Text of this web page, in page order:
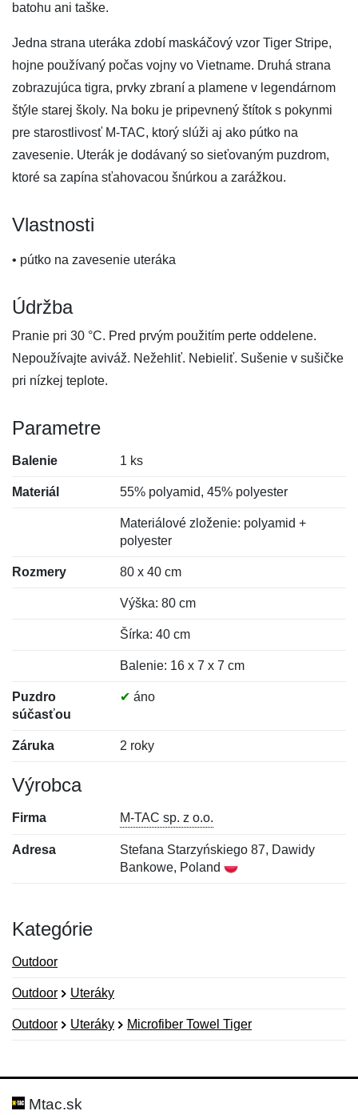
batohu ani taške.
Jedna strana uteráka zdobí maskáčový vzor Tiger Stripe,
hojne používaný počas vojny vo Vietname. Druhá strana
zobrazujúca tigra, prvky zbraní a plamene v legendárnom
štýle starej školy. Na boku je pripevnený štítok s pokynmi
pre starostlivosť M-TAC, ktorý slúži aj ako pútko na
zavesenie. Uterák je dodávaný so sieťovaným puzdrom,
ktoré sa zapína sťahovacou šnúrkou a zarážkou.
Vlastnosti
• pútko na zavesenie uteráka
Údržba
Pranie pri 30 °C. Pred prvým použitím perte oddelene.
Nepoužívajte aviváž. Nežehliť. Nebieliť. Sušenie v sušičke
pri nízkej teplote.
Parametre
Balenie 1 ks
Materiál 55% polyamid, 45% polyester
Materiálové zloženie: polyamid +
polyester
Rozmery 80 x 40 cm
Výška: 80 cm
Šírka: 40 cm
Balenie: 16 x 7 x 7 cm
Puzdro
súčasťou
✔ áno
Záruka 2 roky
Výrobca
Firma M-TAC sp. z o.o.
Adresa
Stefana Starzyńskiego 87, Dawidy
Bankowe, Poland
Kategórie
Outdoor
Outdoor Uteráky
Outdoor Uteráky Microfiber Towel Tiger
Hodnotenie:
Meno:
Mtac.sk